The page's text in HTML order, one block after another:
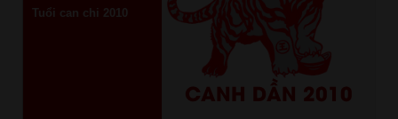
Tuổi can chi 2010
CANH DẦN 2010